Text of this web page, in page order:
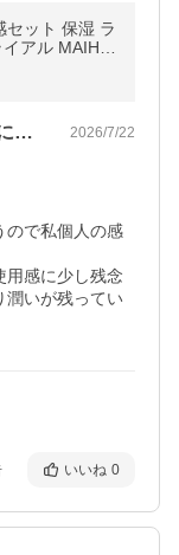
セット 保湿 ラ
アル MAIHA
ーム うるお
配送はとても早くよかったです商品につい… 2026/7/22
ので私個人の感
用感に少し残念
潤いが残ってい
いいね 0